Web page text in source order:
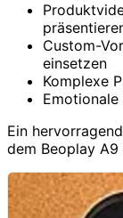
Custom-
einsetzen
Komplexe
Ein
dem Beoplay